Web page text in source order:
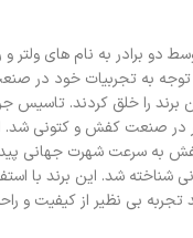
جردن در سال 1927 توسط دو برادر به نام
توجه به تجربیات خود در
برند را خلق کردند. تاسیس
در صنعت کفش و کتونی شد.
به سرعت شهرت جهانی
شناخته شد. این برند با
بی نظیر از کیفیت و